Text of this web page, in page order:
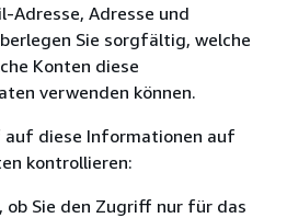
Adresse, Adresse und
Sie sorgfältig, welche
Konten diese
verwenden können.
auf diese Informationen auf
kontrollieren:
ob Sie den Zugriff nur für das